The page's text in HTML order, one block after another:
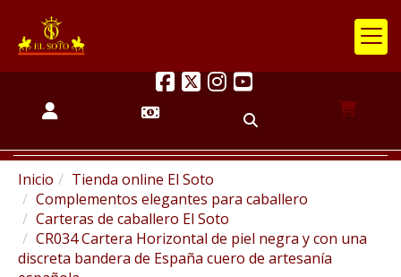
Inicio
Tienda online El Soto
Complementos elegantes para caballero
Carteras de caballero El Soto
CR034 Cartera Horizontal de piel negra y con una
discreta bandera de España cuero de artesanía